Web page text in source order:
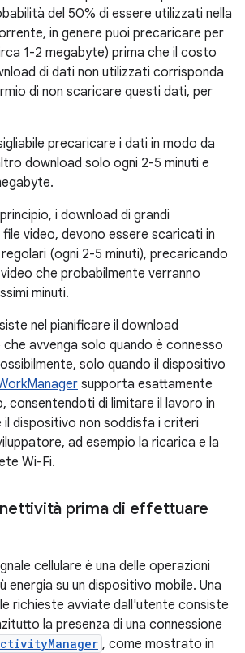
del 50% di essere utilizzati nella
in genere puoi precaricare per
1-2 megabyte) prima che il costo
di dati non utilizzati corrisponda
di non scaricare questi dati, per
precaricare i dati in modo da
download solo ogni 2-5 minuti e
i download di grandi
file video, devono essere scaricati in
(ogni 2-5 minuti), precaricando
che probabilmente verranno
minuti.
nel pianificare il download
avvenga solo quando è connesso
solo quando il dispositivo
supporta esattamente
consentendoti di limitare il lavoro in
il dispositivo non soddisfa i criteri
ad esempio la ricarica e la
Wi-Fi.
prima di effettuare
cellulare è una delle operazioni
energia su un dispositivo mobile. Una
richieste avviate dall'utente consiste
la presenza di una connessione
, come mostrato in